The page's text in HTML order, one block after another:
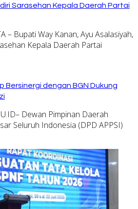
Sarasehan Kepala Daerah Partai
– Bupati Way Kanan, Ayu Asalasiyah,
Kepala Daerah Partai
Bersinergi dengan BGN Dukung
Dewan Pimpinan Daerah
Seluruh Indonesia (DPD APPSI)